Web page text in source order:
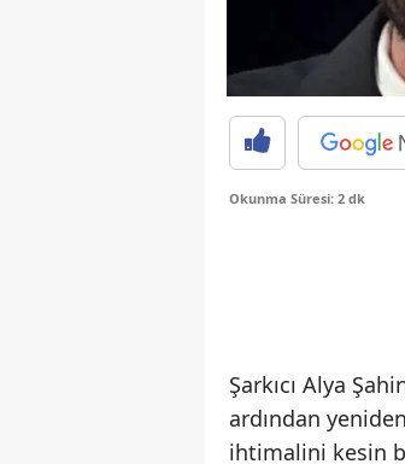
Okunma Süresi: 2 dk
Şarkıcı Alya
ardından
ihtimalini kesin